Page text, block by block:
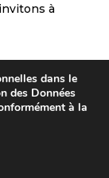
à
dans le
des Données
à la